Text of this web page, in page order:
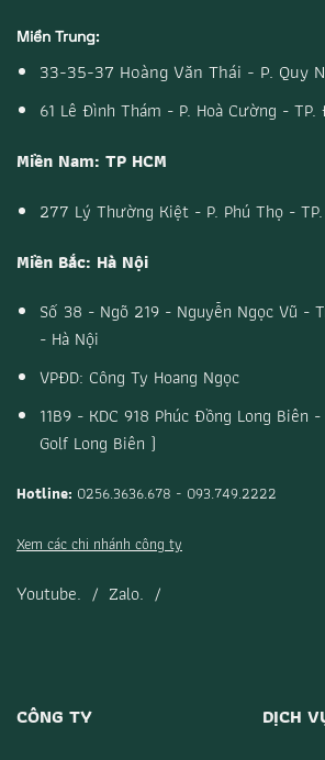
Miền Trung:
33-35-37 Hoàng Văn Thái - P. Quy
61 Lê Đình Thám - P. Hoà Cường - TP.
Miền Nam: TP HCM
277 Lý Thường Kiệt - P. Phú Thọ - TP.
Miền Bắc: Hà Nội
Số 38 - Ngõ 219 - Nguyễn Ngọc Vũ -
- Hà Nội
VPĐD: Công Ty Hoang Ngọc
11B9 - KDC 918 Phúc Đồng Long Biên
Golf Long Biên )
Hotline: 0256.3636.678 - 093.749.2222
Xem các chi nhánh công ty
Youtube. / Zalo. /
CÔNG TY DỊCH